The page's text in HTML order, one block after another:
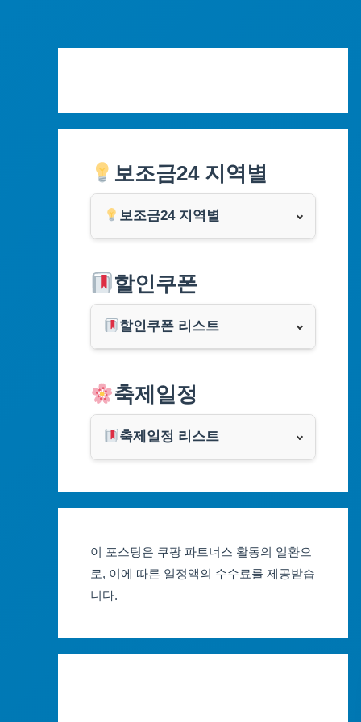
보조금24 지역별
보조금24 지역별
부산광역시
대구광역시
인천광역시
광주광역시
세종특별자치시
강원도
할인쿠폰
할인쿠폰 리스트
쿠팡
클룩
축제일정
축제일정 리스트
대구축제 일정
광주축제 일정
이 포스팅은 쿠팡 파트너스 활동의 일환으
로, 이에 따른 일정액의 수수료를 제공받습
니다.